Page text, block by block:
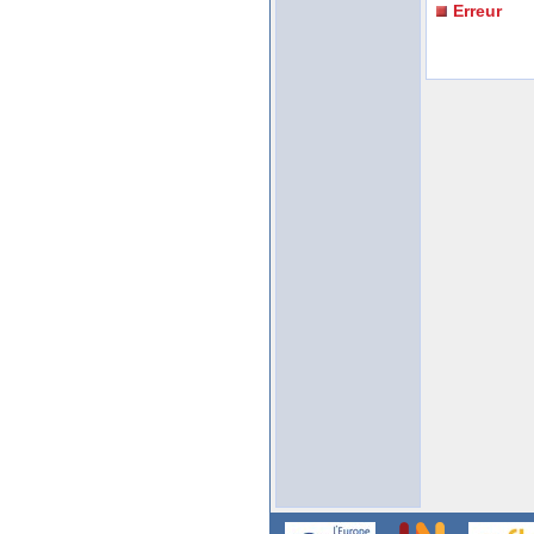
Erreur